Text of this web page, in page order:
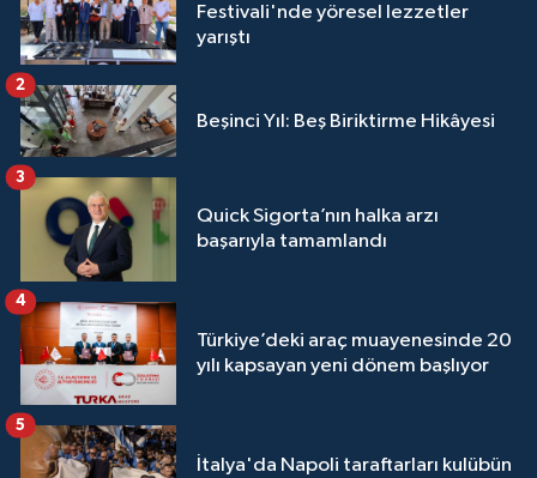
Festivali'nde yöresel lezzetler
yarıştı
Beşinci Yıl: Beş Biriktirme Hikâyesi
2
Quick Sigorta’nın halka arzı
başarıyla tamamlandı
3
Türkiye’deki araç muayenesinde 20
yılı kapsayan yeni dönem başlıyor
4
İtalya'da Napoli taraftarları kulübün
5